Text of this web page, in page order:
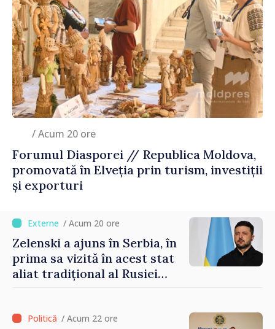
/ Acum 20 ore
Forumul Diasporei // Republica Moldova,
promovată în Elveția prin turism, investiții
și exporturi
/ Acum 20 ore
Zelenski a ajuns în Serbia, în
prima sa vizită în acest stat
aliat tradițional al Rusiei
/ Acum 22 ore